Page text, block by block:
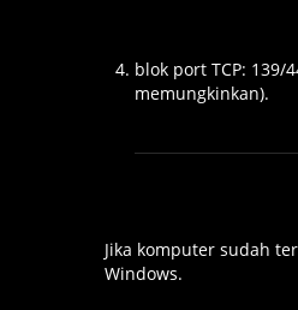
blok port TCP: 139/
memungkinkan).
Jika komputer sudah
Windows.